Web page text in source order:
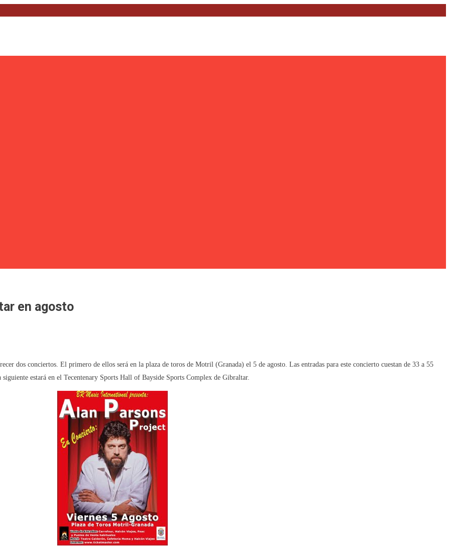
en agosto
dos conciertos. El primero de ellos será en la plaza de toros de Motril (Granada) el 5 de agosto. Las entradas para este concierto cuestan de 33 a 55
estará en el Tecentenary Sports Hall of Bayside Sports Complex de Gibraltar.